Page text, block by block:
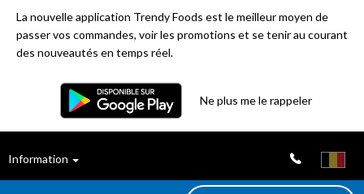
La nouvelle application Trendy Foods est le meilleur moyen de
passer vos commandes, voir les promotions et se tenir au courant
des nouveautés en temps réel.
Ne plus me le rappeler
Information
ventes